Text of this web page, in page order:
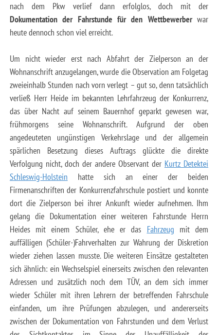
nach dem Pkw verlief dann erfolglos, doch mit der
Dokumentation der Fahrstunde für den Wettbewerberwar
heute dennoch schon viel erreicht.
Um nicht wieder erst nach Abfahrt der Zielperson an der
Wohnanschrift anzugelangen, wurde die Observation am Folgetag
zweieinhalb Stunden nach vorn verlegt – gut so, denn tatsächlich
verließ Herr Heide im bekannten Lehrfahrzeug der Konkurrenz,
das über Nacht auf seinem Bauernhof geparkt gewesen war,
frühmorgens seine Wohnanschrift. Aufgrund der oben
angedeuteten ungünstigen Verkehrslage und der allgemein
spärlichen Besetzung dieses Auftrags glückte die direkte
Verfolgung nicht, doch der andere Observant der Kurtz Detektei
Schleswig-Holstein hatte sich an einer der beiden
Firmenanschriften der Konkurrenzfahrschule postiert und konnte
dort die Zielperson bei ihrer Ankunft wieder aufnehmen. Ihm
gelang die Dokumentation einer weiteren Fahrstunde Herrn
Heides mit einem Schüler, ehe er das Fahrzeug mit dem
auffälligen (Schüler-)Fahrverhalten zur Wahrung der Diskretion
wieder ziehen lassen musste. Die weiteren Einsätze gestalteten
sich ähnlich: ein Wechselspiel einerseits zwischen den relevanten
Adressen und zusätzlich noch dem TÜV, an dem sich immer
wieder Schüler mit ihren Lehrern der betreffenden Fahrschule
einfanden, um ihre Prüfungen abzulegen, und andererseits
zwischen der Dokumentation von Fahrstunden und dem Verlust